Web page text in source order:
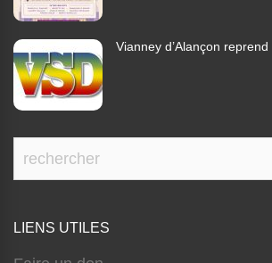
Vianney d’Alançon
LIENS UTILES